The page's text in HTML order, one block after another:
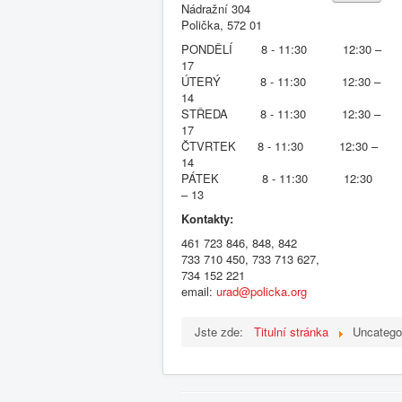
Nádražní 304
Polička, 572 01
PONDĚLÍ 8 - 11:30 12:30 –
17
ÚTERÝ 8 - 11:30 12:30 –
14
STŘEDA 8 - 11:30 12:30 –
17
ČTVRTEK 8 - 11:30 12:30 –
14
PÁTEK 8 - 11:30 12:30
– 13
Kontakty:
461 723 846, 848, 842
733 710 450, 733 713 627,
734 152 221
email: urad@policka.org
Jste zde: Titulní stránka